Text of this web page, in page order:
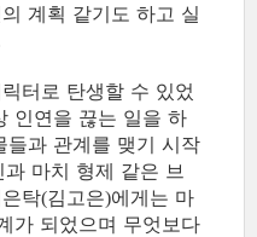
계획 같기도 하고 실
터로 탄생할 수 있었
인연을 끊는 일을 하
들과 관계를 맺기 시작
마치 형제 같은 브
탁(김고은)에게는 마
가 되었으며 무엇보다